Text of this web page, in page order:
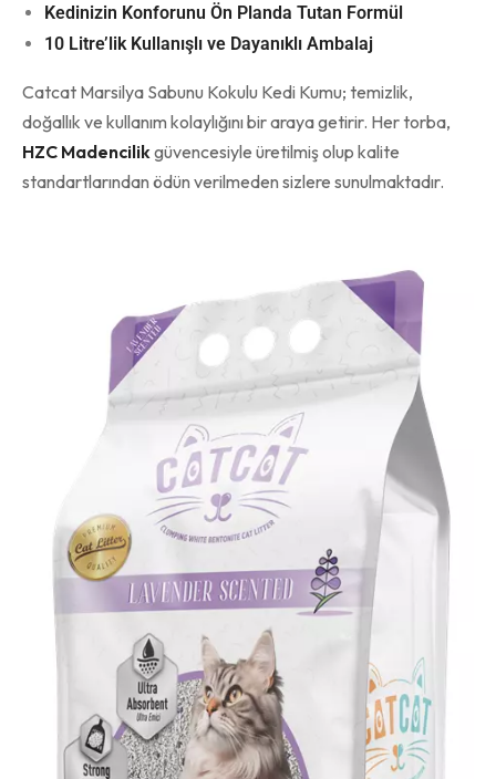
Kedinizin Konforunu Ön Planda Tutan Formül
10 Litre’lik Kullanışlı ve Dayanıklı Ambalaj
Catcat Marsilya Sabunu Kokulu Kedi Kumu; temizlik,
doğallık ve kullanım kolaylığını bir araya getirir. Her torba,
HZC Madencilik güvencesiyle üretilmiş olup kalite
standartlarından ödün verilmeden sizlere sunulmaktadır.